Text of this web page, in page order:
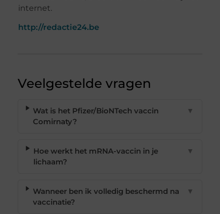
internet.
http://redactie24.be
Veelgestelde vragen
Wat is het Pfizer/BioNTech vaccin
Comirnaty?
▼
Hoe werkt het mRNA-vaccin in je
lichaam?
▼
Wanneer ben ik volledig beschermd na
vaccinatie?
▼